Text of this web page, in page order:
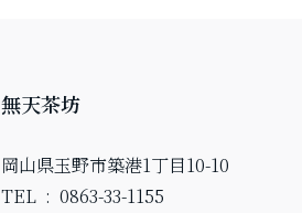
無天茶坊
岡山県玉野市築港1丁目10-10
TEL
0863-33-1155